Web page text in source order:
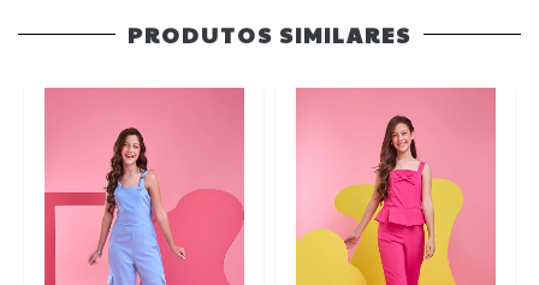
PRODUTOS SIMILARES